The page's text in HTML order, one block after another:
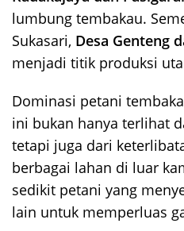
lumbung tembakau.
Sukasari, Desa Genteng
menjadi titik produksi
Dominasi petani
ini bukan hanya terlihat
tetapi juga dari
berbagai lahan di luar
sedikit petani yang
lain untuk memperluas